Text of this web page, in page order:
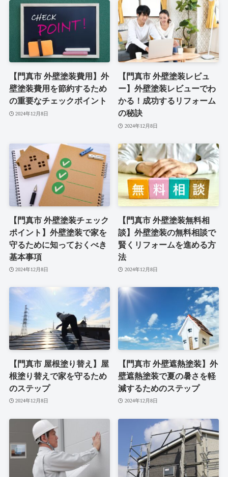
【門真市 外壁塗装費用】外
壁塗装費用を節約するため
の重要なチェックポイント
2024年12月8日
【門真市 外壁塗装レビュ
ー】外壁塗装レビューでわ
かる！成功するリフォーム
の秘訣
2024年12月8日
【門真市 外壁塗装チェック
ポイント】外壁塗装で家を
守るために知っておくべき
基本事項
2024年12月8日
【門真市 外壁塗装無料相
談】外壁塗装の無料相談で
賢くリフォームを進める方
法
2024年12月8日
【門真市 屋根塗り替え】屋
根塗り替えで家を守るため
のステップ
2024年12月8日
【門真市 外壁遮熱塗装】外
壁遮熱塗装で夏の暑さを軽
減するためのステップ
2024年12月8日